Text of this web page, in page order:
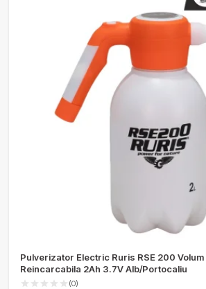
Pulverizator Electric Ruris RSE 200
Reincarcabila 2Ah 3.7V Alb/Portocaliu
(0)